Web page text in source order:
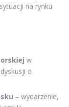
na rynku
w
o
– wydarzenie,